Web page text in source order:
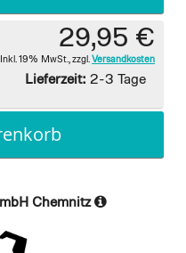
29,95 €
Inkl. 19% MwSt. zzgl. Versandkosten
Lieferzeit: 2-3 Tage
Chemnitz